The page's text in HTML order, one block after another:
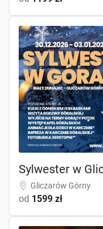
Sylwester w
Gliczarów Górny
od 1599 zł